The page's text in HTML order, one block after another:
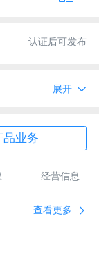
认证后可发布
展开
品业务
经营信息
查看更多